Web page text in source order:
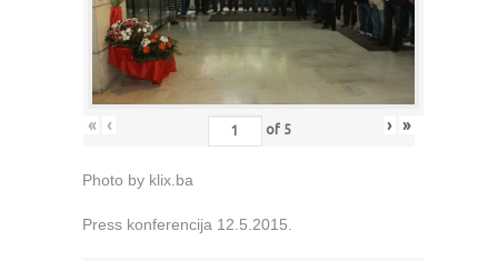
« ‹ of 5 › »
Photo by klix.ba
Press konferencija 12.5.2015.